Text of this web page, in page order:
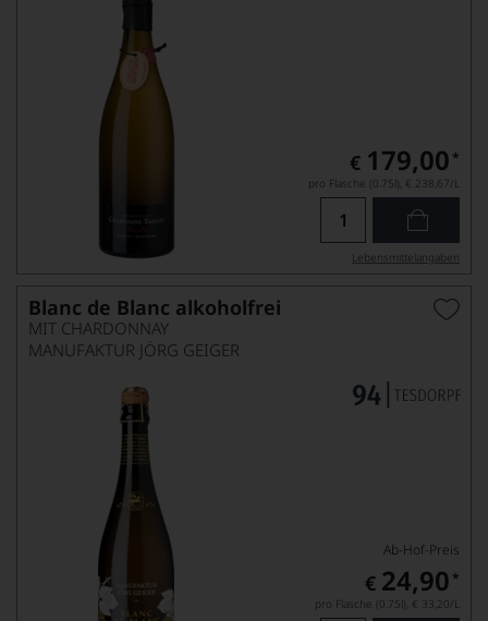
€ 179,00 *
pro Flasche (0.75l), € 238,67/L
Lebensmittel­angaben
Blanc de Blanc alkoholfrei
MIT CHARDONNAY
MANUFAKTUR JÖRG GEIGER
Ab-Hof-Preis
€ 24,90 *
pro Flasche (0.75l), € 33,20/L